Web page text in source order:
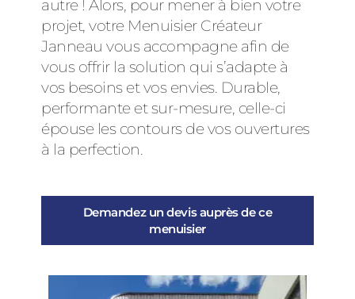
autre ! Alors, pour mener à bien votre
projet, votre Menuisier Créateur
Janneau vous accompagne afin de
vous offrir la solution qui s’adapte à
vos besoins et vos envies. Durable,
performante et sur-mesure, celle-ci
épouse les contours de vos ouvertures
à la perfection.
Demandez un devis auprès de ce
menuisier